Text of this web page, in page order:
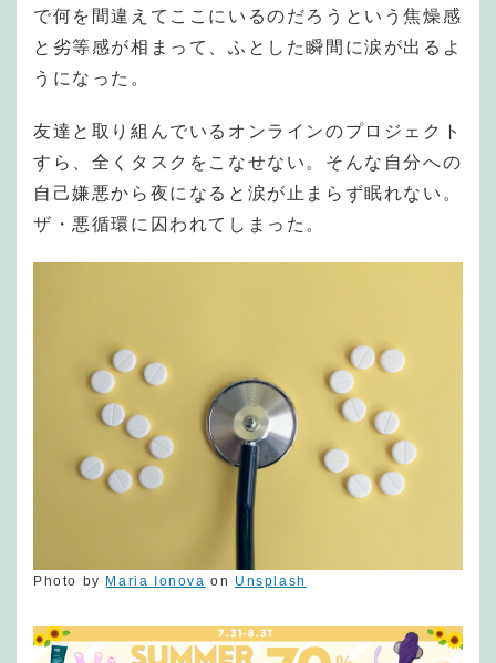
で何を間違えてここにいるのだろうという焦燥感
と劣等感が相まって、ふとした瞬間に涙が出るよ
うになった。
友達と取り組んでいるオンラインのプロジェクト
すら、全くタスクをこなせない。そんな自分への
自己嫌悪から夜になると涙が止まらず眠れない。
ザ・悪循環に囚われてしまった。
Photo by Maria Ionova on Unsplash